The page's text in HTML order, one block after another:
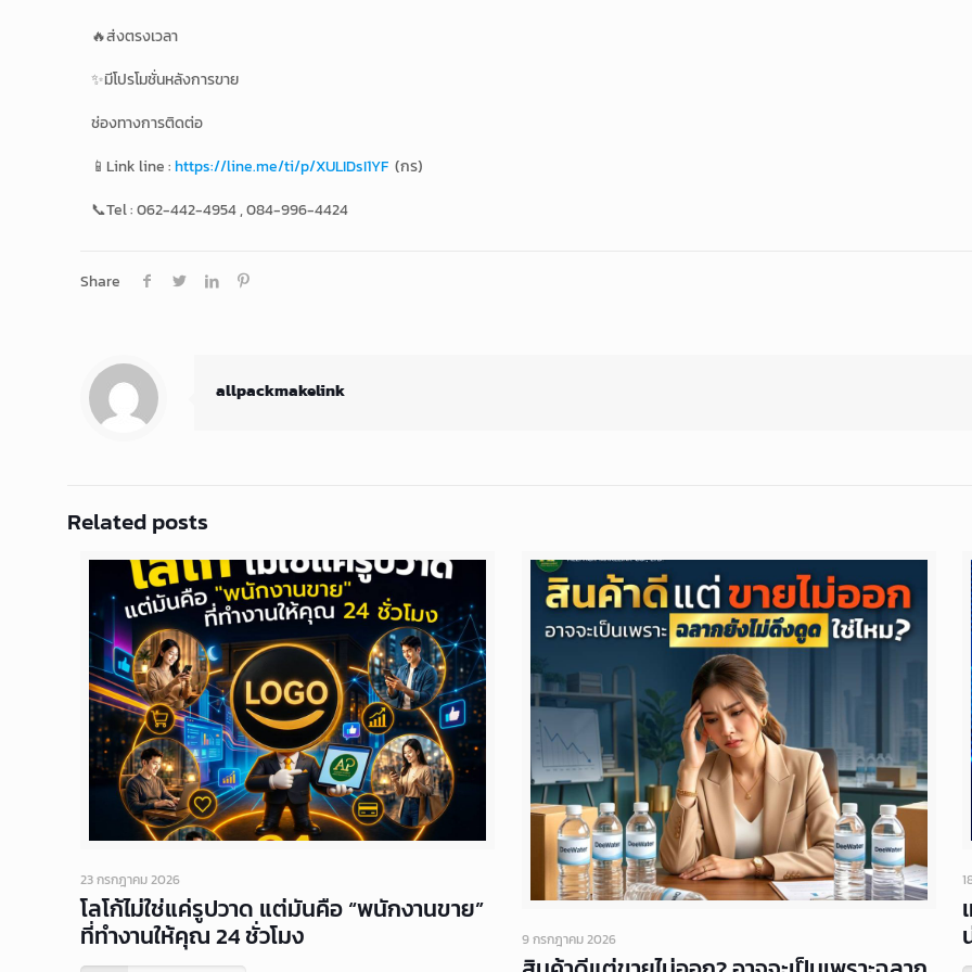
🔥ส่งตรงเวลา
✨มีโปรโมชั่นหลังการขาย
ช่องทางการติดต่อ
📱Link line :https://line.me/ti/p/XULIDsI1YF (กร)
📞Tel : 062-442-4954 , 084-996-4424
Share
allpackmakelink
Related posts
23 กรกฎาคม 2026
โลโก้ไม่ใช่แค่รูปวาด แต่มันคือ “พนักงานขาย”
ที่ทำงานให้คุณ 24 ชั่วโมง
9 กรกฎาคม 2026